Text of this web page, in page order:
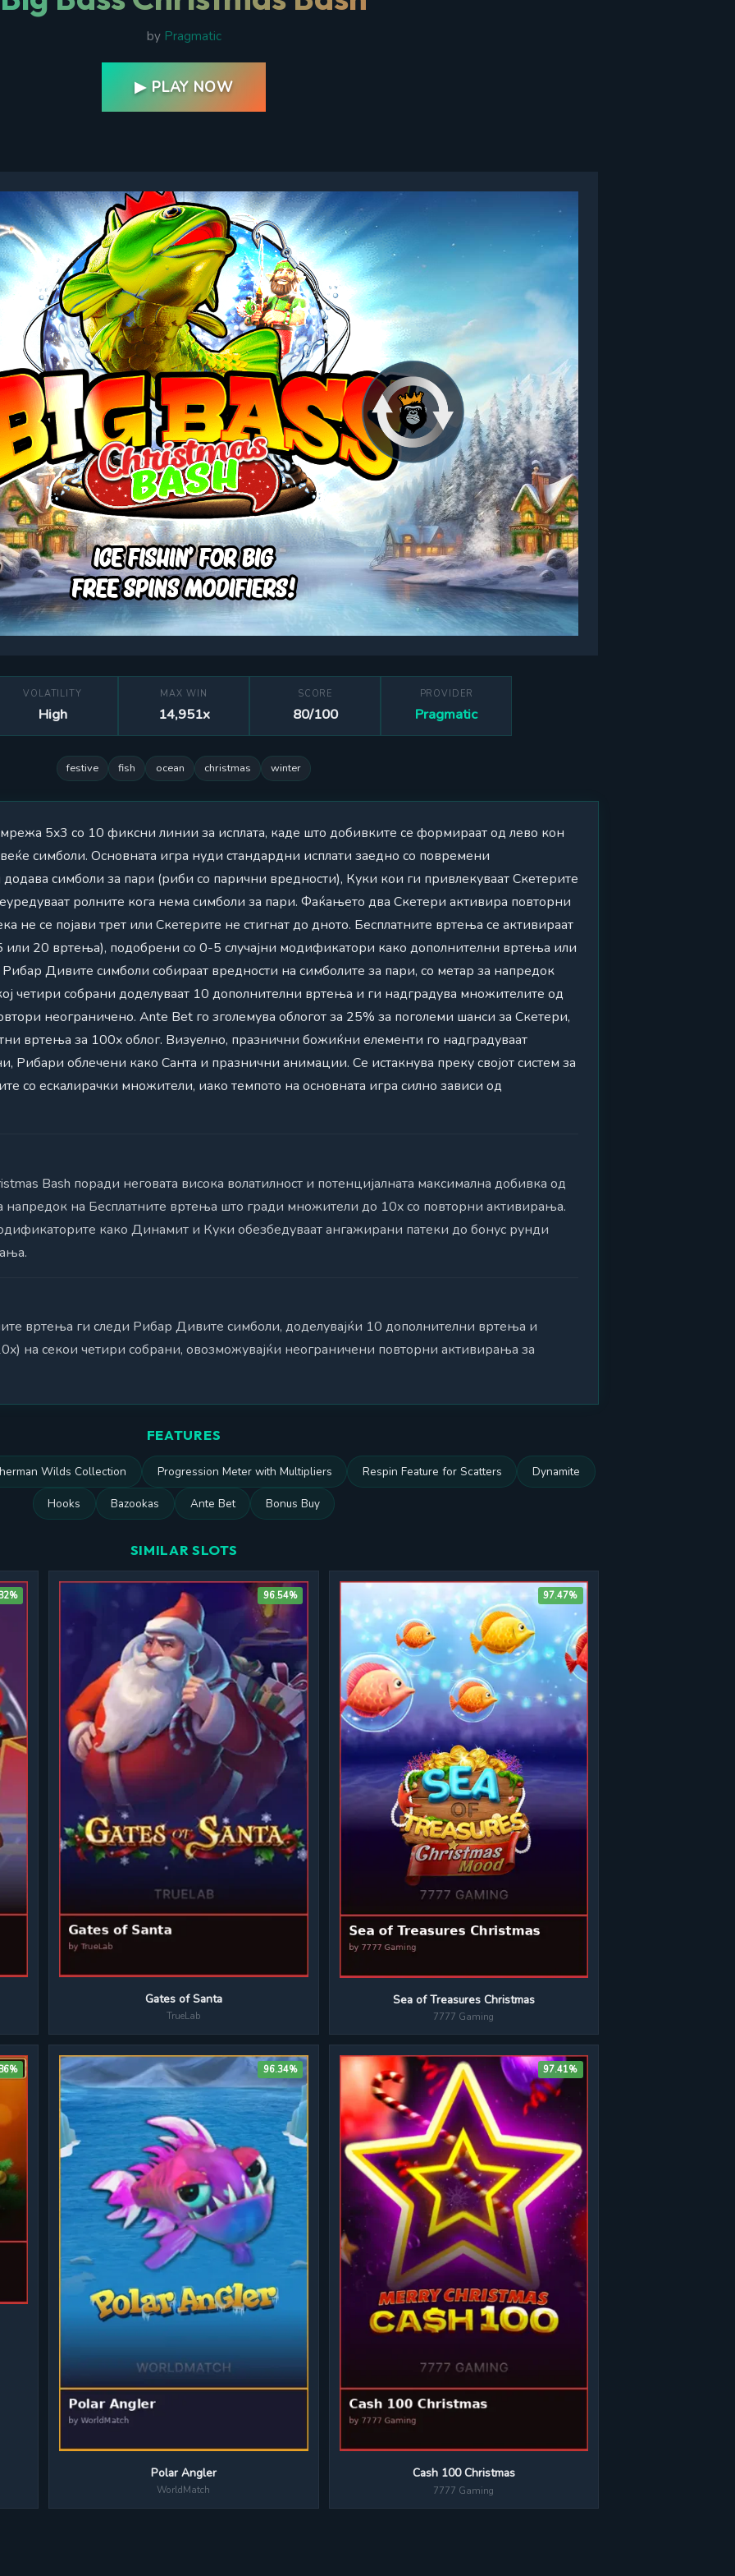
by Pragmatic
▶ PLAY NOW
VOLATILITY
High
MAX WIN
14,951x
SCORE
80/100
PROVIDER
Pragmatic
festive fish ocean christmas winter
5x3 со 10 фиксни линии за исплата, каде што добивките се формираат од лево кон
симболи. Основната игра нуди стандардни исплати заедно со повремени
симболи за пари (риби со парични вредности), Куки кои ги привлекуваат Скетерите
ролните кога нема симболи за пари. Фаќањето два Скетери активира повторни
не се појави трет или Скетерите не стигнат до дното. Бесплатните вртења се активираат
или 20 вртења), подобрени со 0-5 случајни модификатори како дополнителни вртења или
Дивите симболи собираат вредности на симболите за пари, со метар за напредок
четири собрани доделуваат 10 дополнителни вртења и ги надградува множителите од
неограничено. Ante Bet го зголемува облогот за 25% за поголеми шанси за Скетери,
вртења за 100x облог. Визуелно, празнични божиќни елементи го надградуваат
Рибари облечени како Санта и празнични анимации. Се истакнува преку својот систем за
со ескалирачки множители, иако темпото на основната игра силно зависи од
Bash поради неговата висока волатилност и потенцијалната максимална добивка од
напредок на Бесплатните вртења што гради множители до 10x со повторни активирања.
како Динамит и Куки обезбедуваат ангажирани патеки до бонус рунди
вртења ги следи Рибар Дивите симболи, доделувајќи 10 дополнителни вртења и
на секои четири собрани, овозможувајќи неограничени повторни активирања за
FEATURES
Wilds Collection Progression Meter with Multipliers Respin Feature for Scatters Dynamite
Hooks Bazookas Ante Bet Bonus Buy
SIMILAR SLOTS
96.54%
Gates of Santa
TrueLab
97.47%
Sea of Treasures Christmas
7777 Gaming
96.34%
Polar Angler
WorldMatch
97.41%
Cash 100 Christmas
7777 Gaming